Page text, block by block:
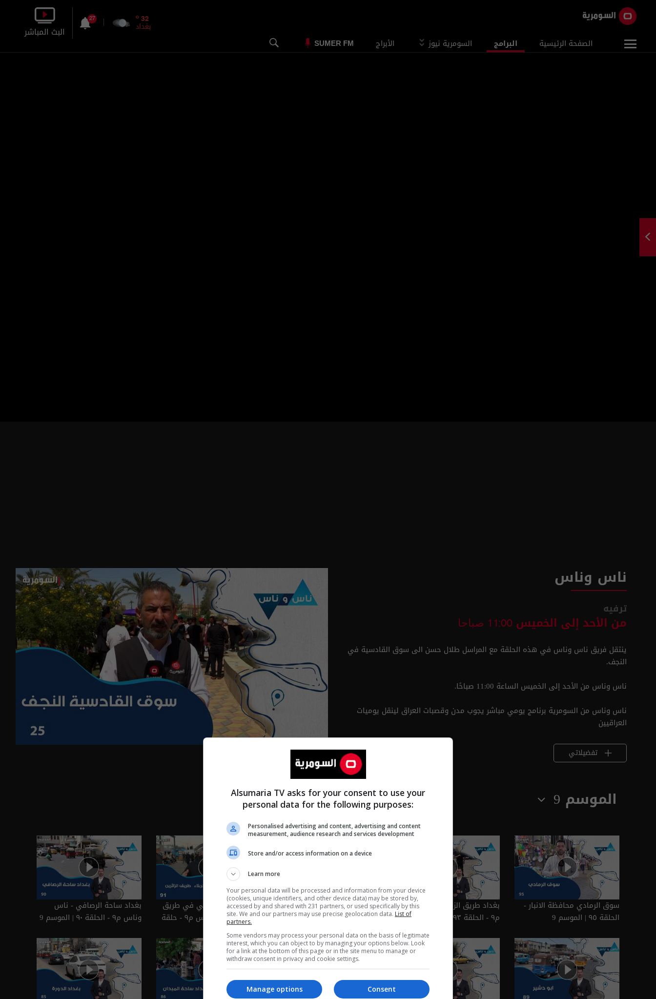
الصفحة الرئيسية البرامج السومرية نيوز الأبراج SUMER FM
32
o
بغداد
27
البث المباشر
ناس وناس
ترفيه
من الأحد إلى الخميس 11:00 صباحا
ينتقل فريق ناس وناس في هذه الحلقة مع المراسل طلال حسن الى سوق القادسية في
النجف.
ناس وناس من الأحد إلى الخميس الساعة 11:00 صباحًا.
ناس وناس من السومرية برنامج يومي مباشر يجوب مدن وقصبات العراق لينقل يوميات
العراقيين
تفضيلاتي
الموسم 9
سوق الرمادي محافظة الانبار -
الحلقة ٩٥ | الموسم 9
بغداد طريق الزائرين - ناس وناس
م٩ - الحلقة ٩٣ | الموسم 9
طريق الزائرين بغداد - ناس وناس
م٩ - الحلقة ٩٢ | الموسم 9
كربلاء: كرم لا ينتهي في طريق
الحسين - ناس وناس م٩ - حلقة
٩١ | الموسم 9
بغداد ساحة الرصافي - ناس
وناس م٩ - الحلقة ٩٠ | الموسم 9
Alsumaria TV asks for your consent to use your
personal data for the following purposes:
Personalised advertising and content, advertising and content
measurement, audience research and services development
Store and/or access information on a device
Learn more
Your personal data will be processed and information from your device
(cookies, unique identifiers, and other device data) may be stored by,
accessed by and shared with 231 partners, or used specifically by this
site. We and our partners may use precise geolocation data. List of
partners.
Some vendors may process your personal data on the basis of legitimate
interest, which you can object to by managing your options below. Look
for a link at the bottom of this page or in the site menu to manage or
withdraw consent in privacy and cookie settings.
Consent
Manage options